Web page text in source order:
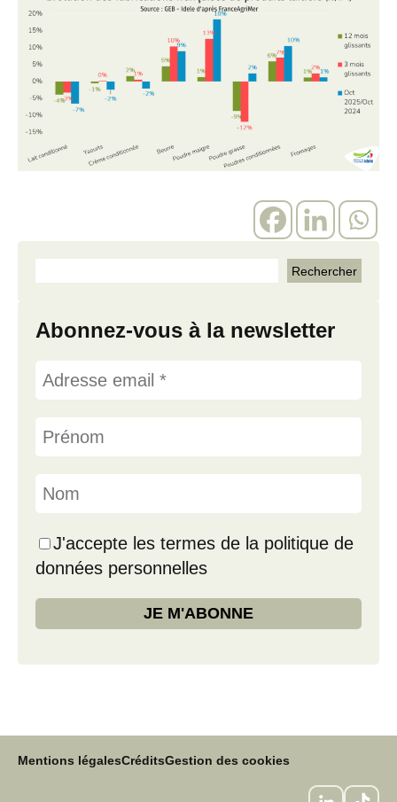
Abonnez-vous à la newsletter
J'accepte les termes de la politique de
données personnelles
Mentions légalesCréditsGestion des cookies